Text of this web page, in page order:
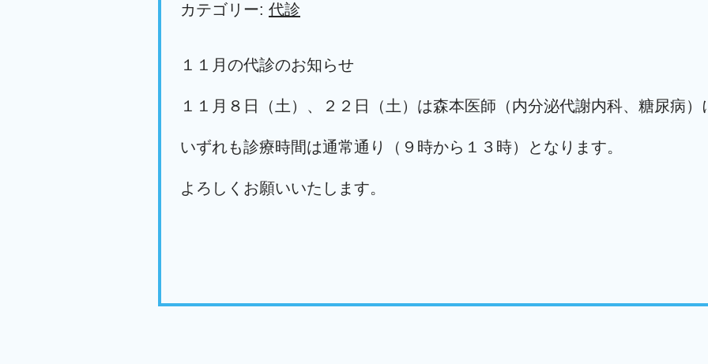
カテゴリー: 代診
１１月の代診のお知らせ
１１月８日（土）、２２日（土）は森本医師（内分泌代謝内科、糖尿病
いずれも診療時間は通常通り（９時から１３時）となります。
よろしくお願いいたします。